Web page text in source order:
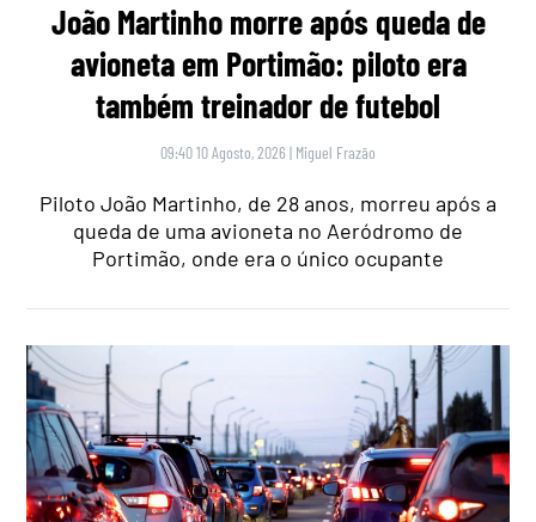
João Martinho morre após queda de
avioneta em Portimão: piloto era
também treinador de futebol
09:40 10 Agosto, 2026 | Miguel Frazão
Piloto João Martinho, de 28 anos, morreu após a
queda de uma avioneta no Aeródromo de
Portimão, onde era o único ocupante